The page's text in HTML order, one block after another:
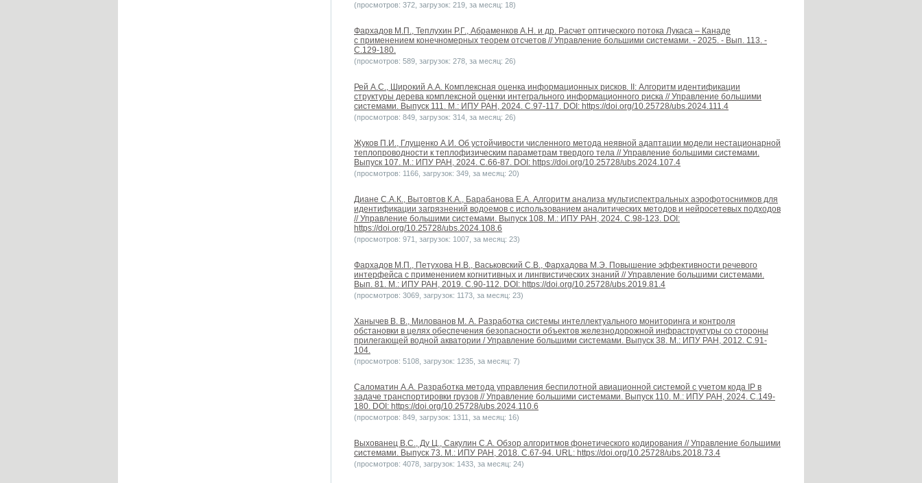
(просмотров: 372, загрузок: 219, за месяц: 18)
Фархадов М.П., Теплухин Р.Г., Абраменков А.Н. и др. Расчет оптического потока Лукаса – Канаде
с применением конечномерных теорем отсчетов // Управление большими системами. - 2025. - Вып. 113. -
С.129-180.
(просмотров: 589, загрузок: 278, за месяц: 26)
Рей А.С., Широкий А.А. Комплексная оценка информационных рисков. II: Алгоритм идентификации
структуры дерева комплексной оценки интегрального информационного риска // Управление большими
системами. Выпуск 111. М.: ИПУ РАН, 2024. С.97-117. DOI: https://doi.org/10.25728/ubs.2024.111.4
(просмотров: 849, загрузок: 314, за месяц: 26)
Жуков П.И., Глущенко А.И. Об устойчивости численного метода неявной адаптации модели нестационарной
теплопроводности к теплофизическим параметрам твердого тела // Управление большими системами.
Выпуск 107. М.: ИПУ РАН, 2024. С.66-87. DOI: https://doi.org/10.25728/ubs.2024.107.4
(просмотров: 1166, загрузок: 349, за месяц: 20)
Диане С.А.К., Вытовтов К.А., Барабанова Е.А. Алгоритм анализа мультиспектральных аэрофотоснимков для
идентификации загрязнений водоемов с использованием аналитических методов и нейросетевых подходов
// Управление большими системами. Выпуск 108. М.: ИПУ РАН, 2024. С.98-123. DOI:
https://doi.org/10.25728/ubs.2024.108.6
(просмотров: 971, загрузок: 1007, за месяц: 23)
Фархадов М.П., Петухова Н.В., Васьковский С.В., Фархадова М.Э. Повышение эффективности речевого
интерфейса с применением когнитивных и лингвистических знаний // Управление большими системами.
Вып. 81. М.: ИПУ РАН, 2019. С.90-112. DOI: https://doi.org/10.25728/ubs.2019.81.4
(просмотров: 3069, загрузок: 1173, за месяц: 23)
Ханычев В. В., Милованов М. А. Разработка системы интеллектуального мониторинга и контроля
обстановки в целях обеспечения безопасности объектов железнодорожной инфраструктуры со стороны
прилегающей водной акватории / Управление большими системами. Выпуск 38. М.: ИПУ РАН, 2012. С.91-
104.
(просмотров: 5108, загрузок: 1235, за месяц: 7)
Саломатин А.А. Разработка метода управления беспилотной авиационной системой с учетом кода IP в
задаче транспортировки грузов // Управление большими системами. Выпуск 110. М.: ИПУ РАН, 2024. С.149-
180. DOI: https://doi.org/10.25728/ubs.2024.110.6
(просмотров: 849, загрузок: 1311, за месяц: 16)
Выхованец В.С., Ду Ц., Сакулин С.А. Обзор алгоритмов фонетического кодирования // Управление большими
системами. Выпуск 73. М.: ИПУ РАН, 2018. С.67-94. URL: https://doi.org/10.25728/ubs.2018.73.4
(просмотров: 4078, загрузок: 1433, за месяц: 24)